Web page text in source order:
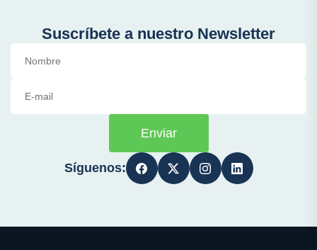
Suscríbete a nuestro Newsletter
Enviar
Síguenos: